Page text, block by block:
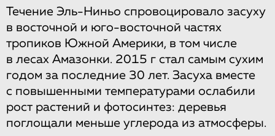
Течение Эль-Ниньо спровоцировало засуху
в восточной и юго-восточной частях
тропиков Южной Америки, в том числе
в лесах Амазонки. 2015 г стал самым сухим
годом за последние 30 лет. Засуха вместе
с повышенными температурами ослабили
рост растений и фотосинтез: деревья
поглощали меньше углерода из атмосферы.